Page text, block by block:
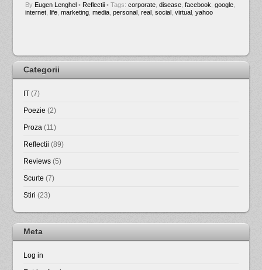
By Eugen Lenghel• Reflectii • Tags: corporate, disease, facebook google,
internet, life, marketing, media, personal, real, social, virtual, yahoo
Categorii
IT (7)
Poezie (2)
Proza (11)
Reflectii (89)
Reviews (5)
Scurte (7)
Stiri (23)
Meta
Log in